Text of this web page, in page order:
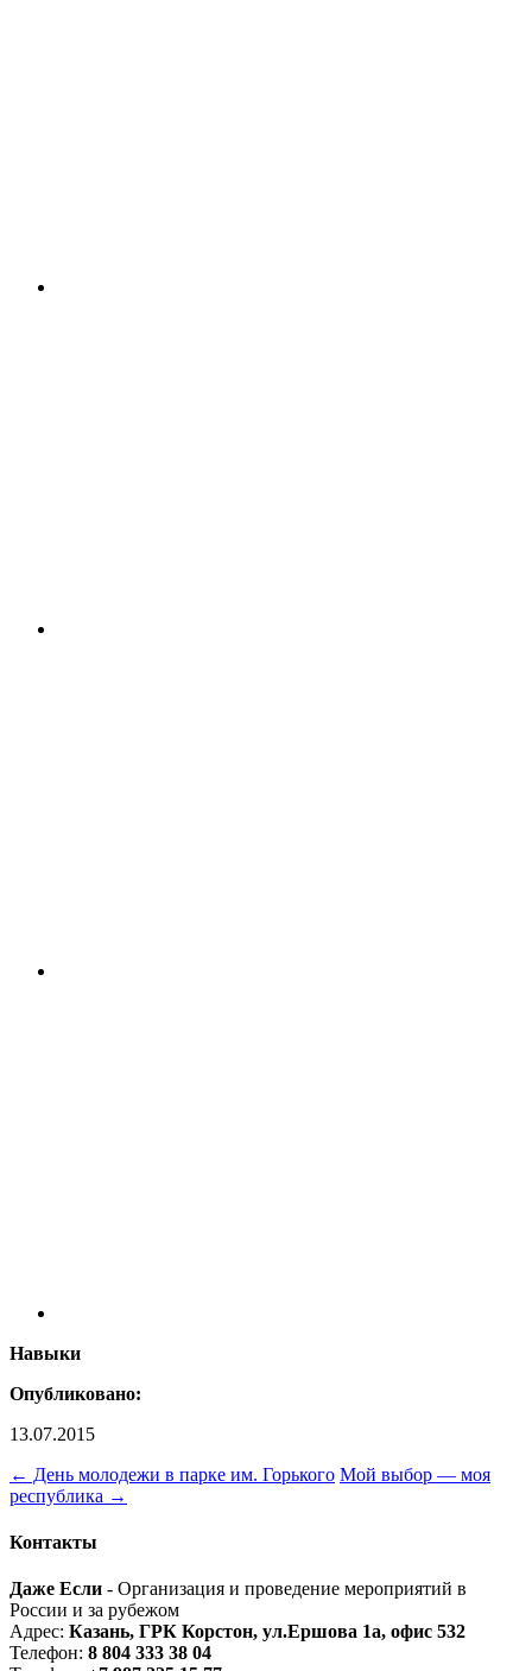
Навыки
Опубликовано:
13.07.2015
← День молодежи в парке им. Горького Мой выбор — моя
республика →
Контакты
Даже Если - Организация и проведение мероприятий в
России и за рубежом
Адрес: Казань, ГРК Корстон, ул.Ершова 1а, офис 532
Телефон: 8 804 333 38 04